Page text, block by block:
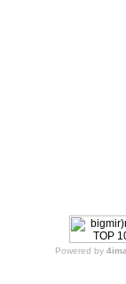
Powered by